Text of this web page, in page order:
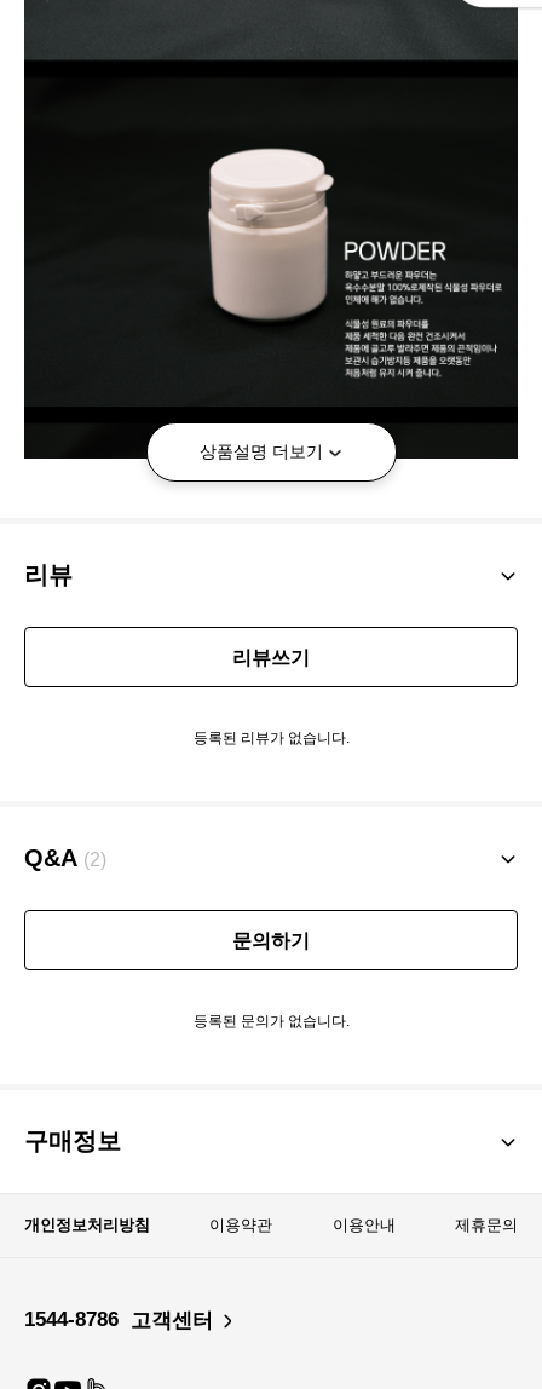
상품설명 더보기
리뷰
리뷰쓰기
등록된 리뷰가 없습니다.
Q&A (2)
문의하기
등록된 문의가 없습니다.
구매정보
개인정보처리방침 이용약관 이용안내 제휴문의
1544-8786 고객센터